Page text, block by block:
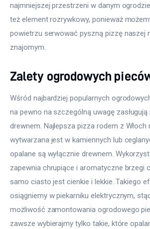
najmniejszej przestrzeni w danym
też element rozrywkowy, ponieważ
powietrzu serwować pyszną pizzę naszej
znajomym.
Zalety ogrodowych
Wśród najbardziej popularnych
na pewno na szczególną uwagę zasługują
drewnem. Najlepsza pizza rodem z Włoch
wytwarzana jest w kamiennych lub
opalane są wyłącznie drewnem.
zapewnia chrupiące i aromatyczne brzegi
samo ciasto jest cienkie i lekkie. Takiego
osiągniemy w piekarniku elektrycznym,
możliwość zamontowania ogrodowego
zawsze wybierajmy tylko takie, które